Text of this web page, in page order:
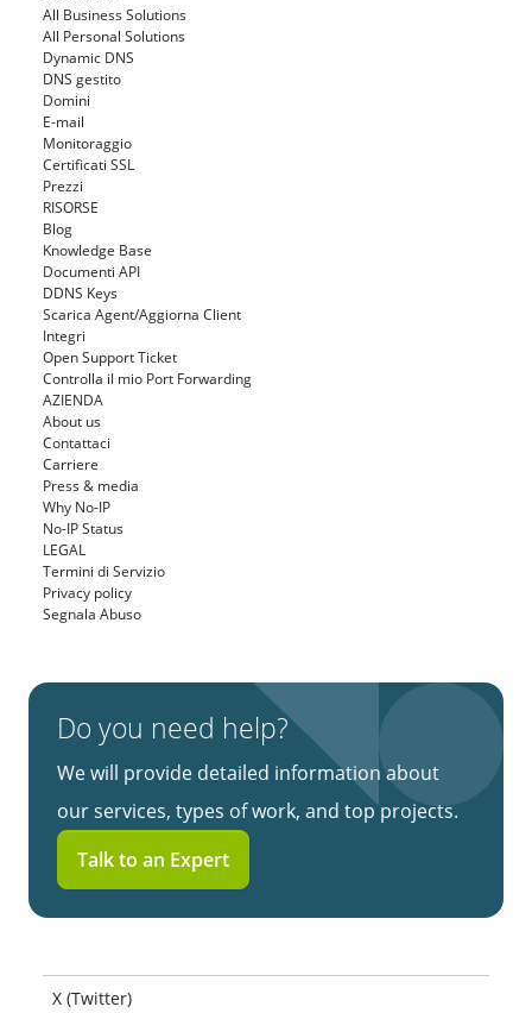
All Business Solutions
All Personal Solutions
Dynamic DNS
DNS gestito
Domini
E-mail
Monitoraggio
Certificati SSL
Prezzi
RISORSE
Blog
Knowledge Base
Documenti API
DDNS Keys
Scarica Agent/Aggiorna Client
Integri
Open Support Ticket
Controlla il mio Port Forwarding
AZIENDA
About us
Contattaci
Carriere
Press & media
Why No-IP
No-IP Status
LEGAL
Termini di Servizio
Privacy policy
Segnala Abuso
Do you need help?
We will provide detailed information about
our services, types of work, and top projects.
Talk to an Expert
X (Twitter)